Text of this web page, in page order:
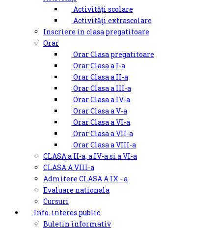
Activități scolare
Activități extrascolare
Inscriere in clasa pregatitoare
Orar
Orar Clasa pregatitoare
Orar Clasa a I-a
Orar Clasa a II-a
Orar Clasa a III-a
Orar Clasa a IV-a
Orar Clasa a V-a
Orar Clasa a VI-a
Orar Clasa a VII-a
Orar Clasa a VIII-a
CLASA a II-a, a IV-a si a VI-a
CLASA A VIII-a
Admitere CLASA A IX - a
Evaluare nationala
Cursuri
Info. interes public
Buletin informativ